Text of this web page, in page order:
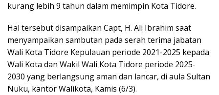
kurang lebih 9 tahun dalam memimpin Kota Tidore.
Hal tersebut disampaikan Capt, H. Ali Ibrahim saat
menyampaikan sambutan pada serah terima jabatan
Wali Kota Tidore Kepulauan periode 2021-2025 kepada
Wali Kota dan Wakil Wali Kota Tidore periode 2025-
2030 yang berlangsung aman dan lancar, di aula Sultan
Nuku, kantor Walikota, Kamis (6/3).